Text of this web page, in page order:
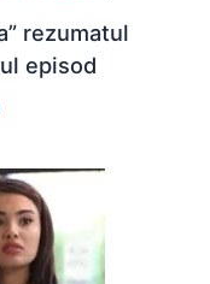
rezumatul
episod